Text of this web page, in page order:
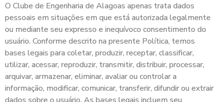
O Clube de Engenharia de Alagoas apenas trata dados
pessoais em situações em que está autorizada legalmente
ou mediante seu expresso e inequívoco consentimento do
usuário. Conforme descrito na presente Política, temos
bases legais para coletar, produzir, receptar, classificar,
utilizar, acessar, reproduzir, transmitir, distribuir, processar,
arquivar, armazenar, eliminar, avaliar ou controlar a
informação, modificar, comunicar, transferir, difundir ou extrair